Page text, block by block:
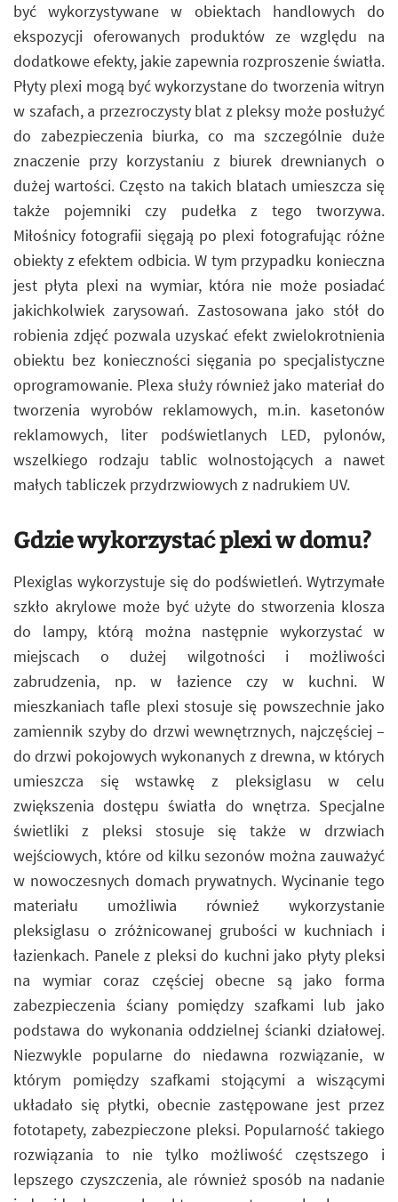
być wykorzystywane w obiektach handlowych do
ekspozycji oferowanych produktów ze względu na
dodatkowe efekty, jakie zapewnia rozproszenie światła.
Płyty plexi mogą być wykorzystane do tworzenia witryn
w szafach, a przezroczysty blat z pleksy może posłużyć
do zabezpieczenia biurka, co ma szczególnie duże
znaczenie przy korzystaniu z biurek drewnianych o
dużej wartości. Często na takich blatach umieszcza się
także pojemniki czy pudełka z tego tworzywa.
Miłośnicy fotografii sięgają po plexi fotografując różne
obiekty z efektem odbicia. W tym przypadku konieczna
jest płyta plexi na wymiar, która nie może posiadać
jakichkolwiek zarysowań. Zastosowana jako stół do
robienia zdjęć pozwala uzyskać efekt zwielokrotnienia
obiektu bez konieczności sięgania po specjalistyczne
oprogramowanie. Plexa służy również jako materiał do
tworzenia wyrobów reklamowych, m.in. kasetonów
reklamowych, liter podświetlanych LED, pylonów,
wszelkiego rodzaju tablic wolnostojących a nawet
małych tabliczek przydrzwiowych z nadrukiem UV.
Gdzie wykorzystać plexi w domu?
Plexiglas wykorzystuje się do podświetleń. Wytrzymałe
szkło akrylowe może być użyte do stworzenia klosza
do lampy, którą można następnie wykorzystać w
miejscach o dużej wilgotności i możliwości
zabrudzenia, np. w łazience czy w kuchni. W
mieszkaniach tafle plexi stosuje się powszechnie jako
zamiennik szyby do drzwi wewnętrznych, najczęściej –
do drzwi pokojowych wykonanych z drewna, w których
umieszcza się wstawkę z pleksiglasu w celu
zwiększenia dostępu światła do wnętrza. Specjalne
świetliki z pleksi stosuje się także w drzwiach
wejściowych, które od kilku sezonów można zauważyć
w nowoczesnych domach prywatnych. Wycinanie tego
materiału umożliwia również wykorzystanie
pleksiglasu o zróżnicowanej grubości w kuchniach i
łazienkach. Panele z pleksi do kuchni jako płyty pleksi
na wymiar coraz częściej obecne są jako forma
zabezpieczenia ściany pomiędzy szafkami lub jako
podstawa do wykonania oddzielnej ścianki działowej.
Niezwykle popularne do niedawna rozwiązanie, w
którym pomiędzy szafkami stojącymi a wiszącymi
układało się płytki, obecnie zastępowane jest przez
fototapety, zabezpieczone pleksi. Popularność takiego
rozwiązania to nie tylko możliwość częstszego i
lepszego czyszczenia, ale również sposób na nadanie